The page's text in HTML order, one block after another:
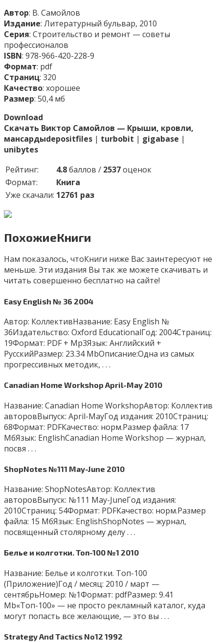
Автор: В. Самойлов
Издание: Литературный бульвар, 2010
Серия: Строительство и ремонт — советы
профессионалов
ISBN: 978-966-420-228-9
Формат: pdf
Страниц: 320
Качество: хорошее
Размер: 50,4 мб
Download
Cкачать Виктор Самойлов — Крыши, кровли,
мансардыdepositfiles | turbobit | gigabase |
unibytes
Рейтинг:
4.8баллов / 2537оценок
Формат:
Книга
Уже скачали: 12761 раз
ПохожиеКниги
Нам показалось, чтоКниги ниже Вас заинтересуют не
меньше. Эти издания Вы так же можете скачивать и
читать совершенно бесплатно на сайте!
Easy English № 36 2004
Автор: КоллективНазвание: Easy English №
36Издательство: Oxford EducationalГод: 2004Страниц:
19Формат: PDF + Mp3Язык: Английский +
РусскийРазмер: 23.34 MbОписание:Одна из самых
прогрессивных методик, . . .
Canadian Home Workshop April-May 2010
Название: Canadian Home WorkshopАвтор: Коллектив
авторовВыпуск: April-MayГод издания: 2010Страниц:
68Формат: PDFКачество: норм.Размер файла: 17
МбЯзык: EnglishCanadian Home Workshop — журнал,
посвя . . .
ShopNotes №111 May-June 2010
Название: ShopNotesАвтор: Коллектив
авторовВыпуск: №111 May-JuneГод издания:
2010Страниц: 54Формат: PDFКачество: норм.Размер
файла: 15 МбЯзык: EnglishShopNotes — журнал,
посвященный столярному делу . . .
Белье и колготки. Топ-100 №1 2010
Название: Белье и колготки. Топ-100
(Приложение)Год / месяц: 2010 / март —
сентябрьНомер: №1Формат: pdfРазмер: 9.41
Mb«Топ-100» — не просто рекламный каталог, куда
могут попасть все желающие, — это вы . . .
Strategy And Tactics No12 1992